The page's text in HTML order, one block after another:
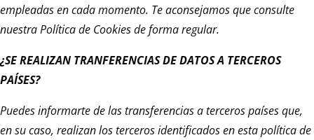
empleadas en cada momento. Te aconsejamos que consulte
nuestra Política de Cookies de forma regular.
¿SE REALIZAN TRANFERENCIAS DE DATOS A TERCEROS
PAÍSES?
Puedes informarte de las transferencias a terceros países que,
en su caso, realizan los terceros identificados en esta política de